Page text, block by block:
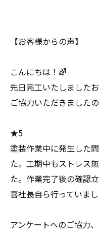
【お客様からの声】
こんにちは！🌈
先日完工いたしました
ご協力いただきました
★5
塗装作業中に発生した
た。工期中もストレス
た。作業完了後の確認
喜社長自ら行っていまし
アンケートへのご協力